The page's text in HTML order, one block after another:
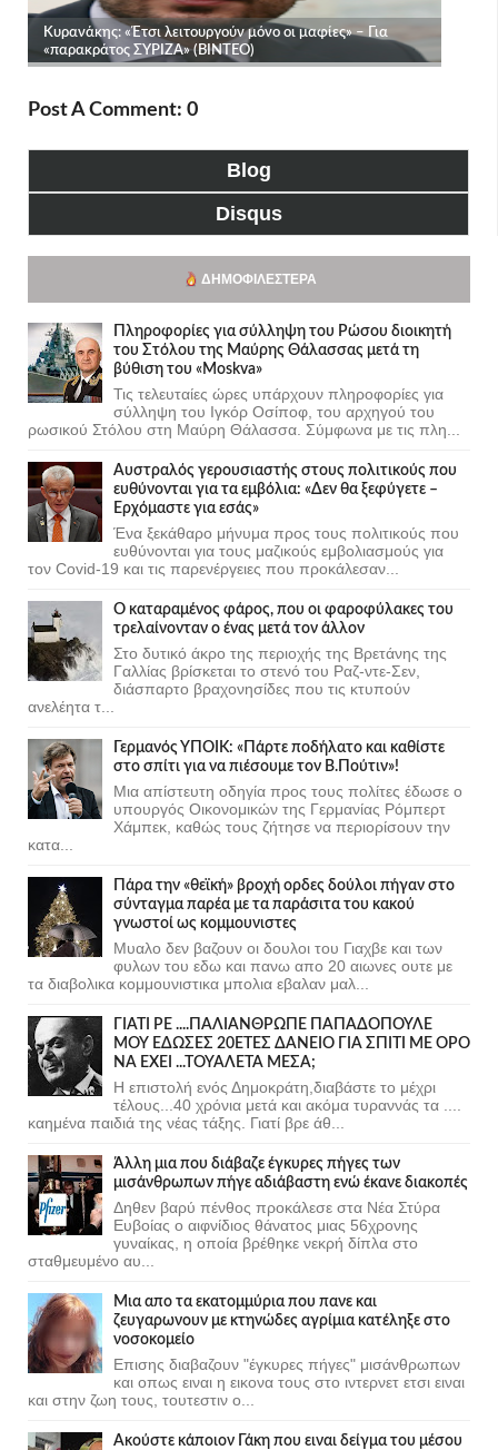
Post A Comment: 0
Blog
Disqus
ΔΗΜΟΦΙΛΈΣΤΕΡΑ
Πληροφορίες για σύλληψη του Ρώσου διοικητή
του Στόλου της Mαύρης Θάλασσας μετά τη
βύθιση του «Moskva»
Τις τελευταίες ώρες υπάρχουν πληροφορίες για
σύλληψη του Ιγκόρ Οσίποφ, του αρχηγού του
ρωσικού Στόλου στη Μαύρη Θάλασσα. Σύμφωνα με τις πλη...
Αυστραλός γερουσιαστής στους πολιτικούς που
ευθύνονται για τα εμβόλια: «Δεν θα ξεφύγετε –
Ερχόμαστε για εσάς»
Ένα ξεκάθαρο μήνυμα προς τους πολιτικούς που
ευθύνονται για τους μαζικούς εμβολιασμούς για
τον Covid-19 και τις παρενέργειες που προκάλεσαν...
Ο καταραμένος φάρος, που οι φαροφύλακες του
τρελαίνονταν ο ένας μετά τον άλλον
Στο δυτικό άκρο της περιοχής της Βρετάνης της
Γαλλίας βρίσκεται το στενό του Ραζ-ντε-Σεν,
διάσπαρτο βραχονησίδες που τις κτυπούν
ανελέητα τ...
Γερμανός ΥΠΟΙΚ: «Πάρτε ποδήλατο και καθίστε
στο σπίτι για να πιέσουμε τον Β.Πούτιν»!
Μια απίστευτη οδηγία προς τους πολίτες έδωσε ο
υπουργός Οικονομικών της Γερμανίας Ρόμπερτ
Χάμπεκ, καθώς τους ζήτησε να περιορίσουν την
κατα...
Πάρα την «θεϊκή» βροχή ορδες δούλοι πήγαν στο
σύνταγμα παρέα με τα παράσιτα του κακού
γνωστοί ως κομμουνιστες
Μυαλο δεν βαζουν οι δουλοι του Γιαχβε και των
φυλων του εδω και πανω απο 20 αιωνες ουτε με
τα διαβολικα κομμουνιστικα μπολια εβαλαν μαλ...
ΓΙΑΤΙ ΡΕ ....ΠΑΛΙΑΝΘΡΩΠΕ ΠΑΠΑΔΟΠΟΥΛΕ
ΜΟΥ ΕΔΩΣΕΣ 20ΕΤΕΣ ΔΑΝΕΙΟ ΓΙΑ ΣΠΙΤΙ ΜΕ ΟΡΟ
ΝΑ ΕΧΕΙ ...ΤΟΥΑΛΕΤΑ ΜΕΣΑ;
Η επιστολή ενός Δημοκράτη,διαβάστε το μέχρι
τέλους...40 χρόνια μετά και ακόμα τυραννάς τα ....
καημένα παιδιά της νέας τάξης. Γιατί βρε άθ...
Άλλη μια που διάβαζε έγκυρες πήγες των
μισάνθρωπων πήγε αδιάβαστη ενώ έκανε διακοπές
Δηθεν βαρύ πένθος προκάλεσε στα Νέα Στύρα
Ευβοίας ο αιφνίδιος θάνατος μιας 56χρονης
γυναίκας, η οποία βρέθηκε νεκρή δίπλα στο
σταθμευμένο αυ...
Μια απο τα εκατομμύρια που πανε και
ζευγαρωνουν με κτηνώδες αγρίμια κατέληξε στο
νοσοκομείο
Επισης διαβαζουν "έγκυρες πήγες" μισάνθρωπων
και οπως ειναι η εικονα τους στο ιντερνετ ετσι ειναι
και στην ζωη τους, τουτεστιν ο...
Ακούστε κάποιον Γάκη που ειναι δείγμα του μέσου